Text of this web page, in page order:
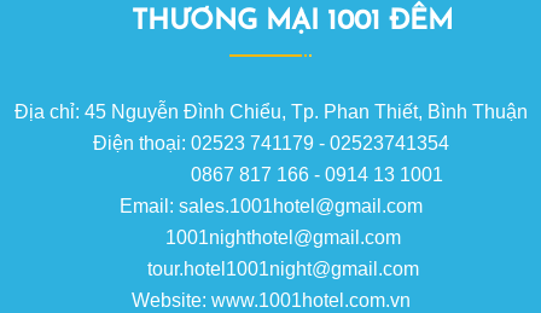
THƯƠNG MẠI 1001 ĐÊM
Địa chỉ: 45 Nguyễn Đình Chiểu, Tp. Phan Thiết, Bình Thuận
Điện thoại: 02523 741179 - 02523741354
0867 817 166 - 0914 13 1001
Email: sales.1001hotel@gmail.com
1001nighthotel@gmail.com
tour.hotel1001night@gmail.com
Website: www.1001hotel.com.vn